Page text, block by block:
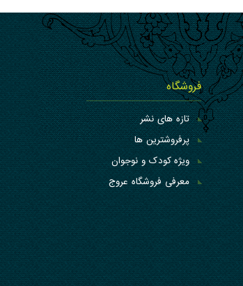
فروشگاه
تازه های نشر
پرفروشترین ها
ویژه کودک و نوجوان
معرفی فروشگاه عروج